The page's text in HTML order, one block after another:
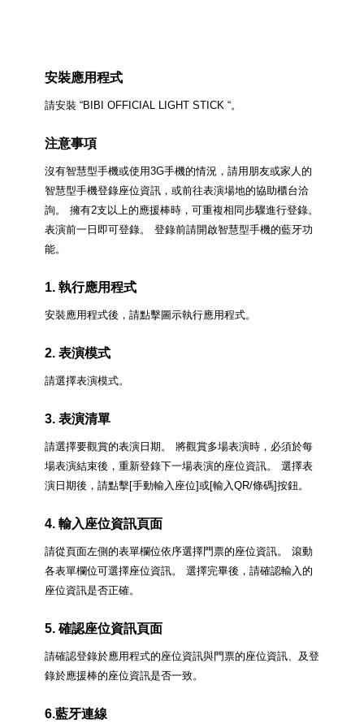
安裝應用程式
請安裝 “BIBI OFFICIAL LIGHT STICK “。
注意事項
沒有智慧型手機或使用3G手機的情況，請用朋友或家人的
智慧型手機登錄座位資訊，或前往表演場地的協助櫃台洽
詢。
擁有2支以上的應援棒時，可重複相同步驟進行登錄。
表演前一日即可登錄。
登錄前請開啟智慧型手機的藍牙功
能。
1. 執行應用程式
安裝應用程式後，請點擊圖示執行應用程式。
2. 表演模式
請選擇表演模式。
3. 表演清單
請選擇要觀賞的表演日期。
將觀賞多場表演時，必須於每
場表演結束後，重新登錄下一場表演的座位資訊。
選擇表
演日期後，請點擊[手動輸入座位]或[輸入QR/條碼]按鈕。
4. 輸入座位資訊頁面
請從頁面左側的表單欄位依序選擇門票的座位資訊。
滾動
各表單欄位可選擇座位資訊。
選擇完畢後，請確認輸入的
座位資訊是否正確。
5. 確認座位資訊頁面
請確認登錄於應用程式的座位資訊與門票的座位資訊、及登
錄於應援棒的座位資訊是否一致。
6.藍牙連線